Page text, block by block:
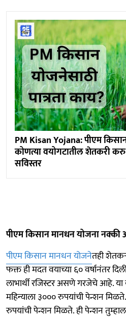
PM Kisan Yojana: पीएम
कोणत्या वयोगटातील शेतकरी
सविस्तर
पीएम किसान मानधन योजना नक्की
पीएम किसान मानधन योजनेतही
फक्त ही मदत वयाच्या ६० वर्षानंतर
लाभार्थी रजिस्टर असणे गरजेचे आहे.
महिन्याला ३००० रुपयांची पेन्शन
रुपयांची पेन्शन मिळते. ही पेन्शन